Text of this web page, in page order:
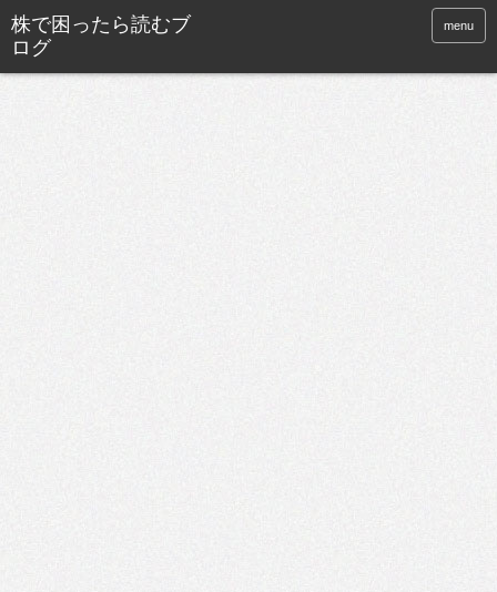
株で困ったら読むブ
ログ
menu